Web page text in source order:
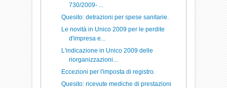
730/2009- ...
Quesito: detrazioni per spese sanitarie.
Le novità in Unico 2009 per le perdite
d'impresa e...
L'indicazione in Unico 2009 delle
riorganizzazioni...
Eccezioni per l'imposta di registro.
Quesito: ricevute mediche di prestazioni